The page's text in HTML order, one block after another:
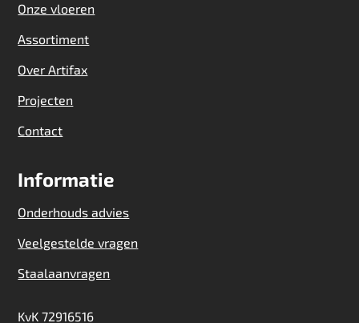
Onze vloeren
Assortiment
Over Artifax
Projecten
Contact
Informatie
Onderhouds advies
Veelgestelde vragen
Staalaanvragen
KvK 72916516